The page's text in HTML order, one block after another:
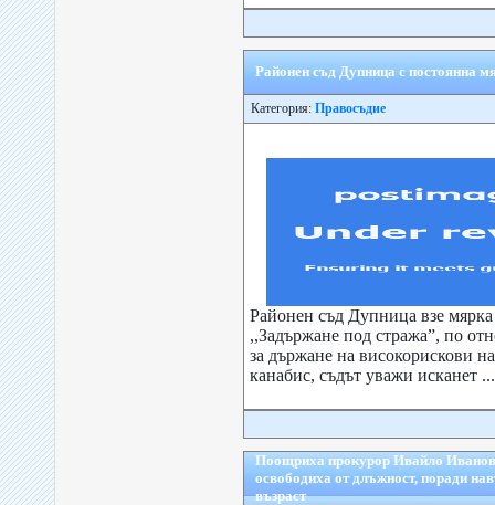
Районен съд Дупница с постоянна
Категория: Правосъдие
Районен съд Дупница взе
,,Задържане под стража”, по
за държане на високорискови
канабис, съдът уважи исканет ...
Поощриха прокурор Ивайло
освободиха от длъжност, поради
възраст